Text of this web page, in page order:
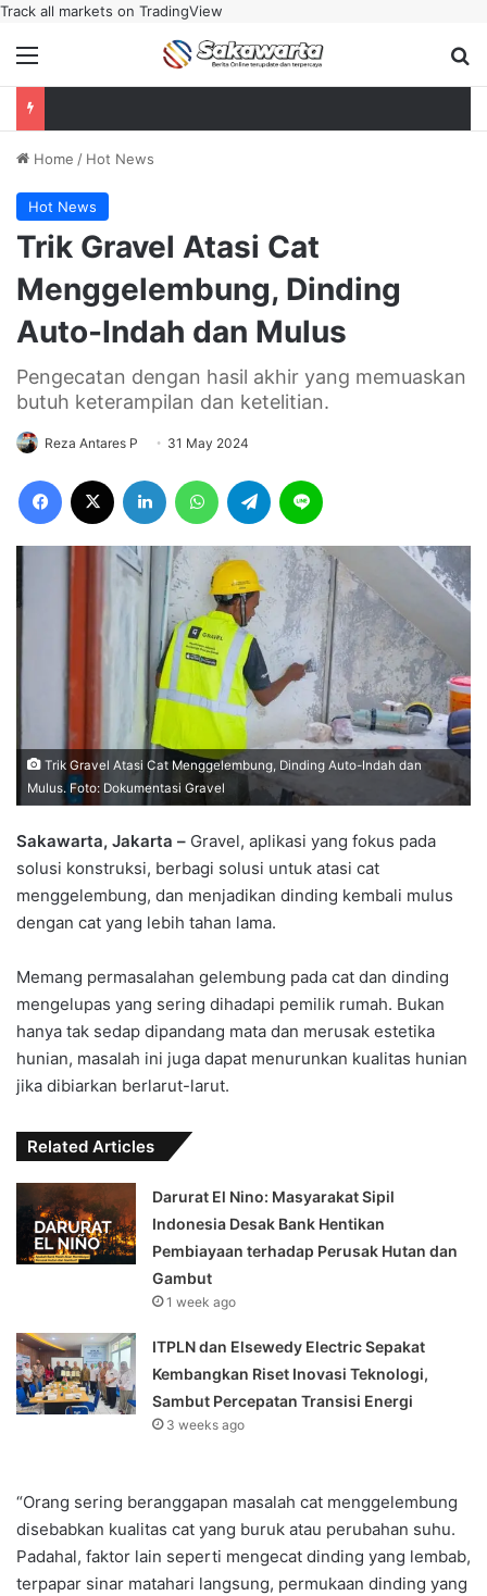
Track all markets on TradingView
Menu
Home / Hot News
Hot News
Trik Gravel Atasi Cat
Menggelembung, Dinding
Auto-Indah dan Mulus
Pengecatan dengan hasil akhir yang memuaskan
butuh keterampilan dan ketelitian.
Reza Antares P 31 May 2024
Facebook LinkedIn WhatsAppTelegram
Trik Gravel Atasi Cat Menggelembung, Dinding Auto-Indah dan
Mulus. Foto: Dokumentasi Gravel
Sakawarta, Jakarta – Gravel, aplikasi yang fokus pada
solusi konstruksi, berbagi solusi untuk atasi cat
menggelembung, dan menjadikan dinding kembali mulus
dengan cat yang lebih tahan lama.
Memang permasalahan gelembung pada cat dan dinding
mengelupas yang sering dihadapi pemilik rumah. Bukan
hanya tak sedap dipandang mata dan merusak estetika
hunian, masalah ini juga dapat menurunkan kualitas hunian
jika dibiarkan berlarut-larut.
Related Articles
Darurat El Nino: Masyarakat Sipil
Indonesia Desak Bank Hentikan
Pembiayaan terhadap Perusak Hutan dan
Gambut
1 week ago
ITPLN dan Elsewedy Electric Sepakat
Kembangkan Riset Inovasi Teknologi,
Sambut Percepatan Transisi Energi
3 weeks ago
“Orang sering beranggapan masalah cat menggelembung
disebabkan kualitas cat yang buruk atau perubahan suhu.
Padahal, faktor lain seperti mengecat dinding yang lembab,
terpapar sinar matahari langsung, permukaan dinding yang